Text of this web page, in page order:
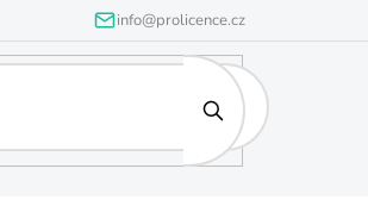
info@prolicence.cz